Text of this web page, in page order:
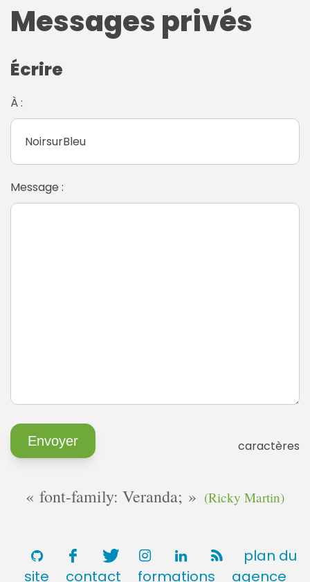
Messages privés
Écrire
À :
Message :
caractères
font-family: Veranda; (Ricky Martin)
plan du
site
contact formations agence